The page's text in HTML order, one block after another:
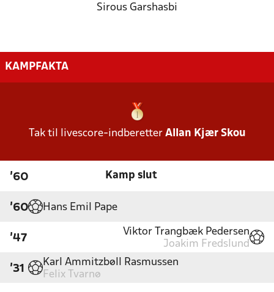
Sirous Garshasbi
KAMPFAKTA
Tak til livescore-indberetter Allan Kjær Skou
'60 Kamp slut
'60 Hans Emil Pape
'47
Viktor Trangbæk Pedersen
Joakim Fredslund
'31
Karl Ammitzbøll Rasmussen
Felix Tvarnø